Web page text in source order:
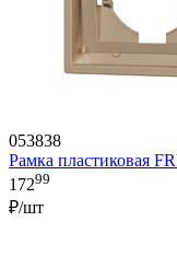
053838
Рамка пластиковая
17299
₽/шт